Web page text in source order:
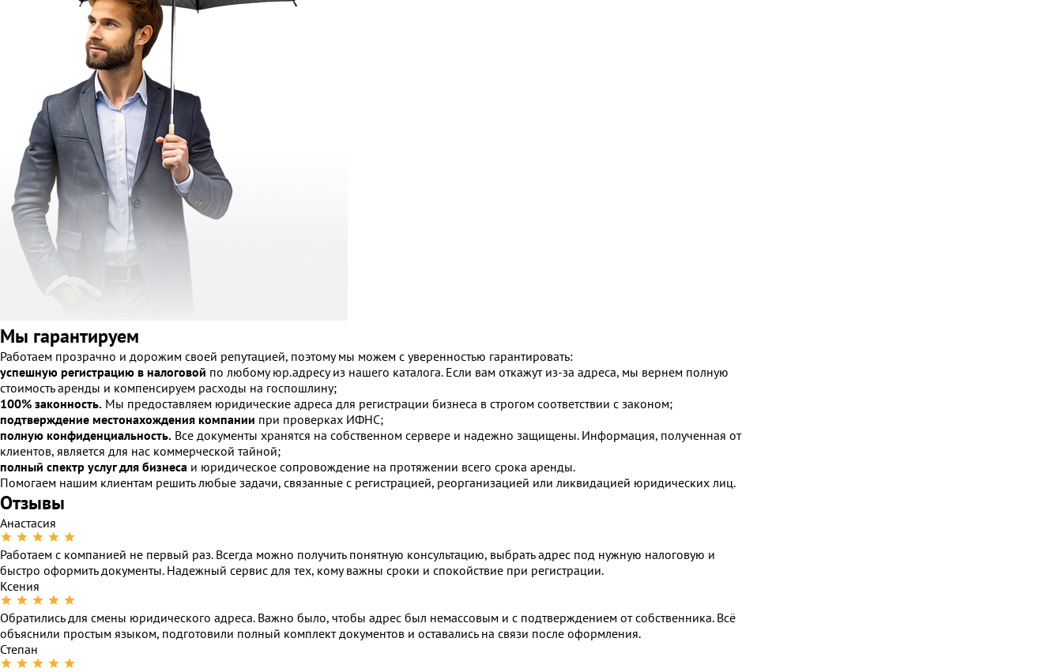
Мы гарантируем
Работаем прозрачно и дорожим своей репутацией, поэтому мы можем с уверенностью гарантировать:
успешную регистрацию в налоговой по любому юр.адресу из нашего каталога. Если вам откажут из-за адреса, мы вернем полную
стоимость аренды и компенсируем расходы на госпошлину;
100% законность. Мы предоставляем юридические адреса для регистрации бизнеса в строгом соответствии с законом;
подтверждение местонахождения компании при проверках ИФНС;
полную конфиденциальность. Все документы хранятся на собственном сервере и надежно защищены. Информация, полученная от
клиентов, является для нас коммерческой тайной;
полный спектр услуг для бизнеса и юридическое сопровождение на протяжении всего срока аренды.
Помогаем нашим клиентам решить любые задачи, связанные с регистрацией, реорганизацией или ликвидацией юридических лиц.
Отзывы
Анастасия
Работаем с компанией не первый раз. Всегда можно получить понятную консультацию, выбрать адрес под нужную налоговую и
быстро оформить документы. Надежный сервис для тех, кому важны сроки и спокойствие при регистрации.
Ксения
Обратились для смены юридического адреса. Важно было, чтобы адрес был немассовым и с подтверждением от собственника. Всё
объяснили простым языком, подготовили полный комплект документов и оставались на связи после оформления.
Степан